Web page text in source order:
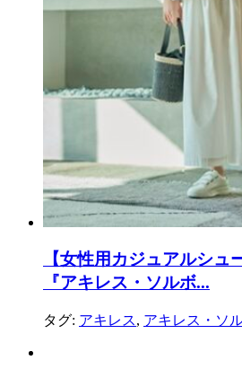
【女性用カジュアルシ
『アキレス・ソルボ...
タグ: アキレス, アキレス・ソ